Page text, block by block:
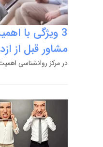
3 ویژگی با
مشاور قبل از
در مرکز روانشناسی